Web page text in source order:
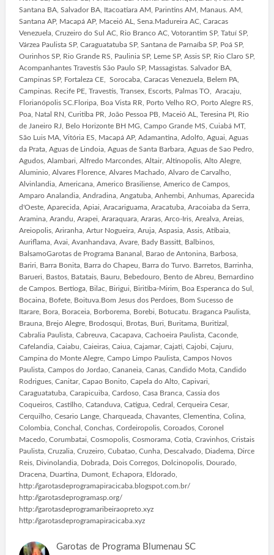
Santana BA, Salvador BA, Itacoatiara AM, Parintins AM, Manaus. AM,
Santana AP, Macapá AP, Maceió AL, Sena.Madureira AC, Caracas
Venezuela, Cruzeiro do Sul AC, Rio Branco AC, Votorantim SP, Tatuí SP,
Várzea Paulista SP, Caraguatatuba SP, Santana de Parnaíba SP, Poá SP,
Ourinhos SP, Rio Grande RS, Paulinia SP, Leme SP, Assis SP, Rio Claro SP,
Acompanhantes Travestis São Paulo SP, Massagistas. Salvador BA,
Campinas SP, Fortaleza CE, Sorocaba, Caracas Venezuela, Belem PA,
Campinas. Recife PE, Travestis, Transex, Escorts, Palmas TO, Aracaju,
Florianópolis SC.Floripa, Boa Vista RR, Porto Velho RO, Porto Alegre RS,
Poa, Natal RN, Curitiba PR, João Pessoa PB, Maceió AL, Teresina PI, Rio
de Janeiro RJ, Belo Horizonte BH MG, Campo Grande MS, Cuiabá MT,
São Luis MA, Vitória ES, Macapá AP, Adamantina, Adolfo, Aguai, Aguas
da Prata, Aguas de Lindoia, Aguas de Santa Barbara, Aguas de Sao Pedro,
Agudos, Alambari, Alfredo Marcondes, Altair, Altinopolis, Alto Alegre,
Aluminio, Alvares Florence, Alvares Machado, Alvaro de Carvalho,
Alvinlandia, Americana, Americo Brasiliense, Americo de Campos,
Amparo Analandia, Andradina, Angatuba, Anhembi, Anhumas, Aparecida
d'Oeste, Aparecida, Apiai, Aracariguama, Aracatuba, Aracoiaba da Serra,
Aramina, Arandu, Arapei, Araraquara, Araras, Arco-Iris, Arealva, Areias,
Areiopolis, Ariranha, Artur Nogueira, Aruja, Aspasia, Assis, Atibaia,
Auriflama, Avai, Avanhandava, Avare, Bady Bassitt, Balbinos,
BalsamoGarotas de Programa Bananal, Barao de Antonina, Barbosa,
Bariri, Barra Bonita, Barra do Chapeu, Barra do Turvo. Barretos, Barrinha,
Barueri, Bastos, Batatais, Bauru, Bebedouro, Bento de Abreu, Bernardino
de Campos. Bertioga, Bilac, Birigui, Biritiba-Mirim, Boa Esperanca do Sul,
Bocaina, Bofete, Boituva.Bom Jesus dos Perdoes, Bom Sucesso de
Itarare, Bora, Boraceia, Borborema, Borebi, Botucatu. Braganca Paulista,
Brauna, Brejo Alegre, Brodosqui, Brotas, Buri, Buritama, Buritizal,
Cabralia Paulista, Cabreuva, Cacapava, Cachoeira Paulista, Caconde,
Cafelandia, Caiabu, Caieiras, Caiua, Cajamar, Cajati, Cajobi, Cajuru,
Campina do Monte Alegre, Campo Limpo Paulista, Campos Novos
Paulista, Campos do Jordao, Cananeia, Canas, Candido Mota, Candido
Rodrigues, Canitar, Capao Bonito, Capela do Alto, Capivari,
Caraguatatuba, Carapicuiba, Cardoso, Casa Branca, Cassia dos
Coqueiros, Castilho, Catanduva, Catigua, Cedral, Cerqueira Cesar,
Cerquilho, Cesario Lange, Charqueada, Chavantes, Clementina, Colina,
Colombia, Conchal, Conchas, Cordeiropolis, Coroados, Coronel
Macedo, Corumbatai, Cosmopolis, Cosmorama, Cotia, Cravinhos, Cristais
Paulista, Cruzalia, Cruzeiro, Cubatao, Cunha, Descalvado, Diadema, Dirce
Reis, Divinolandia, Dobrada, Dois Corregos, Dolcinopolis, Dourado,
Dracena, Duartina, Dumont, Echapora, Eldorado,
http://garotasdeprogramapiracicaba.blogspot.com.br/
http://garotasdeprogramasp.org/
http://garotasdeprogramaribeiraopreto.xyz
http://garotasdeprogramapiracicaba.xyz
Garotas de Programa Blumenau SC